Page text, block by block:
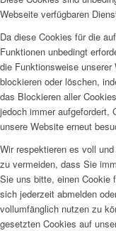
Webseite verfügbaren
Da diese Cookies für die
Funktionen unbedingt
die Funktionsweise
blockieren oder löschen,
das Blockieren aller
jedoch immer aufgefordert,
unsere Website erneut
Wir respektieren es voll
zu vermeiden, dass Sie
Sie uns bitte, einen Cookie
sich jederzeit abmelden
vollumfänglich nutzen zu
gesetzten Cookies auf